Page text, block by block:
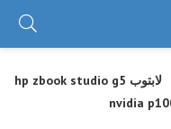
لابتوب hp zbook studio g5